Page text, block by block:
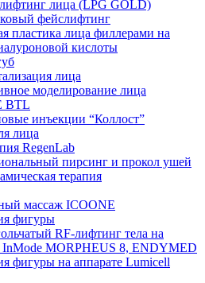
лица (LPG GOLD)
фейслифтинг
пластика лица филлерами на
кислоты
лица
моделирование лица
BTL
инъекции “Коллост”
лица
RegenLab
пирсинг и прокол ушей
терапия
массаж ICOONE
фигуры
RF-лифтинг тела на
InMode MORPHEUS 8, ENDYMED
фигуры на аппарате Lumicell